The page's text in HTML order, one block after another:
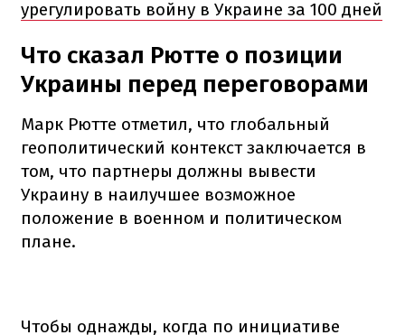
урегулировать войну в Украине за 100 дней
Что сказал Рютте о позиции
Украины перед переговорами
Марк Рютте отметил, что глобальный
геополитический контекст заключается в
том, что партнеры должны вывести
Украину в наилучшее возможное
положение в военном и политическом
плане.
Чтобы однажды, когда по инициативе